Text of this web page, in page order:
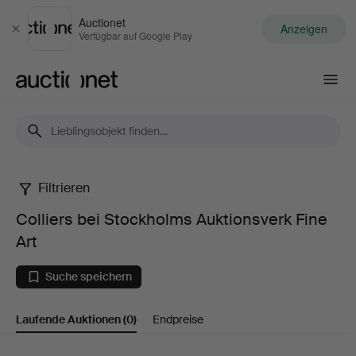
Schließen
Auctionet
Verfügbar auf Google Play Anzeigen
Colliers
bei
Stockholms
Auktionsverk
Filtrieren
Colliers bei Stockholms Auktionsverk Fine
Art
Suche speichern
Laufende Auktionen(0) Endpreise